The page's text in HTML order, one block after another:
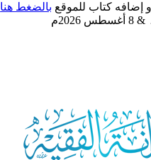
أو إضافه كتاب للموقع بالضغط هنا